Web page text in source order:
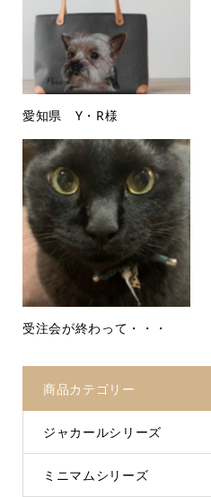
愛知県 Y・R様
受注会が終わって・・・
商品カテゴリー
ジャカールシリーズ
ミニマムシリーズ